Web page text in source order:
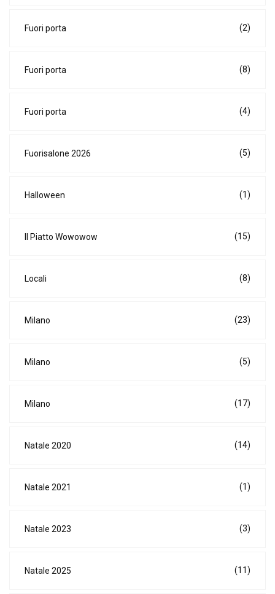
Fuori porta (2)
Fuori porta (8)
Fuori porta (4)
Fuorisalone 2026 (5)
Halloween (1)
Il Piatto Wowowow (15)
Locali (8)
Milano (23)
Milano (5)
Milano (17)
Natale 2020 (14)
Natale 2021 (1)
Natale 2023 (3)
Natale 2025 (11)